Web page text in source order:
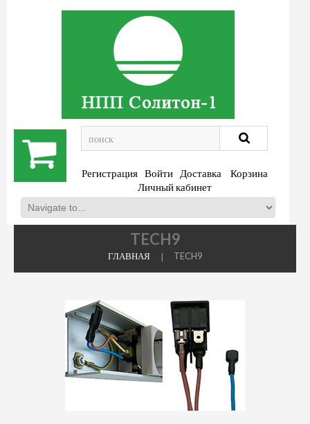
Регистрация Войти Доставка
Корзина
Личный кабинет
TECH9
ГЛАВНАЯ TECH9